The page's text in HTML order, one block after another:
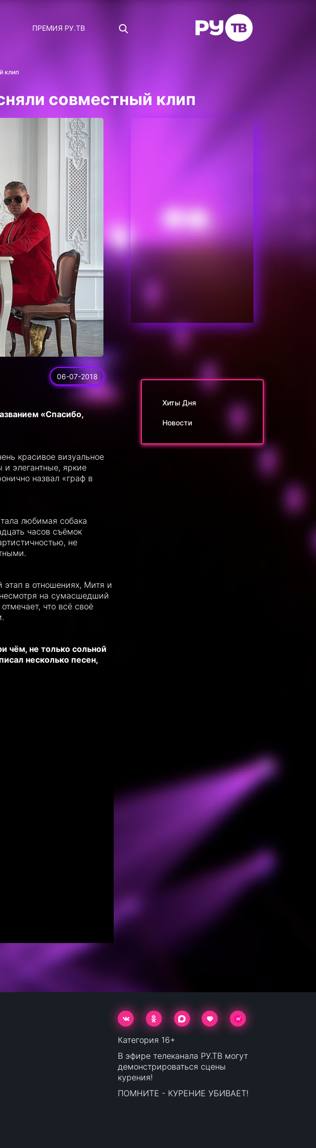
ПРЕМИЯ РУ.ТВ
клип
совместный клип
06-07-2018
«Спасибо,
красивое визуальное
элегантные, яркие
назвал «граф в
любимая собака
часов съёмок
не
этап в отношениях, Митя и
на сумасшедший
что всё своё
чём, не только сольной
несколько песен,
Хиты Дня
Новости
Категория 16+
В эфире телеканала РУ.ТВ могут
демонстрироваться сцены
курения!
ПОМНИТЕ - КУРЕНИЕ УБИВАЕТ!